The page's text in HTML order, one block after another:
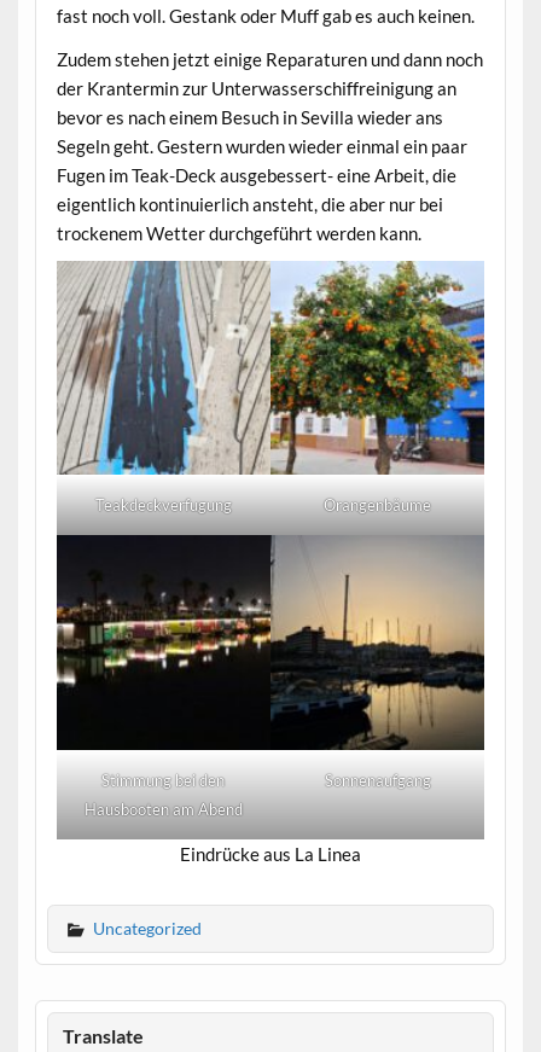
fast noch voll. Gestank oder Muff gab es auch keinen.
Zudem stehen jetzt einige Reparaturen und dann noch
der Krantermin zur Unterwasserschiffreinigung an
bevor es nach einem Besuch in Sevilla wieder ans
Segeln geht. Gestern wurden wieder einmal ein paar
Fugen im Teak-Deck ausgebessert- eine Arbeit, die
eigentlich kontinuierlich ansteht, die aber nur bei
trockenem Wetter durchgeführt werden kann.
Teakdeckverfugung Orangenbäume
Stimmung bei den
Hausbooten am Abend
Sonnenaufgang
Eindrücke aus La Linea
Uncategorized
Translate